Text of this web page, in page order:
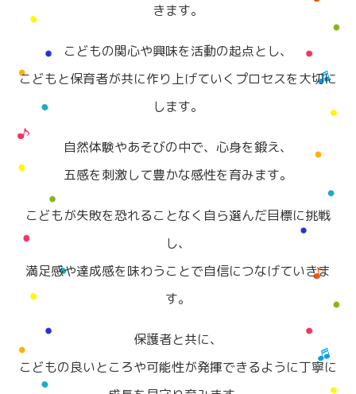
きます。
こどもの関心や興味を活動の起点とし、
こどもと保育者が共に作り上げていくプロセスを大切に
します。
自然体験やあそびの中で、心身を鍛え、
五感を刺激して豊かな感性を育みます。
こどもが失敗を恐れることなく自ら選んだ目標に挑戦
し、
満足感や達成感を味わうことで自信につなげていきま
す。
保護者と共に、
こどもの良いところや可能性が発揮できるように丁寧に